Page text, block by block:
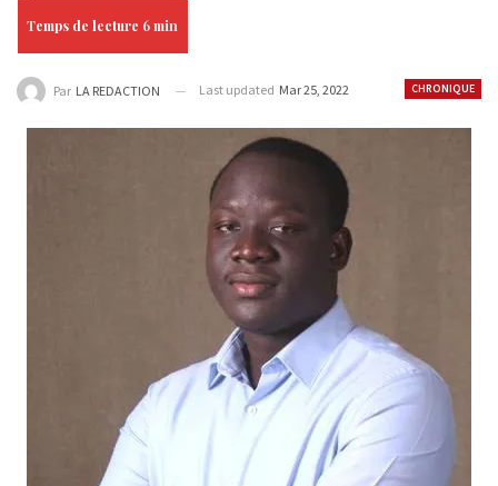
CHRONIQUE
Par LA REDACTION Last updated Mar 25, 2022